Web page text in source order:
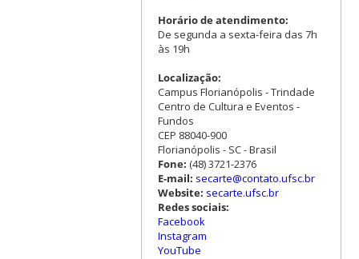
Horário de atendimento:
De segunda a sexta-feira das 7h
às 19h
Localização:
Campus Florianópolis - Trindade
Centro de Cultura e Eventos -
Fundos
CEP 88040-900
Florianópolis - SC - Brasil
Fone: (48) 3721-2376
E-mail: secarte@contato.ufsc.br
Website: secarte.ufsc.br
Redes sociais:
Facebook
Instagram
YouTube